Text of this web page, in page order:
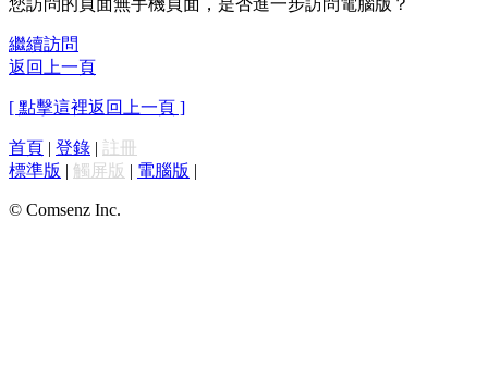
繼續訪問
返回上一頁
[ 點擊這裡返回上一頁 ]
首頁 | 登錄 | 註冊
標準版 | 觸屏版 | 電腦版 |
© Comsenz Inc.